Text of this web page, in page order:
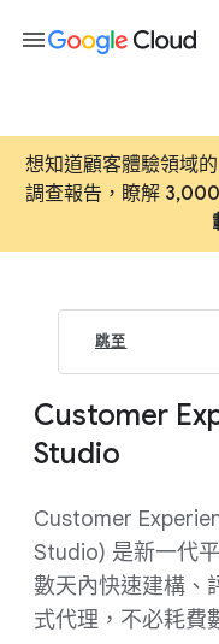
想知道顧客體驗領域
調查報告，瞭解
跳至
Customer
Studio
Customer
Studio) 是新一代
數天內快速建構、
式代理，不必耗費
menu